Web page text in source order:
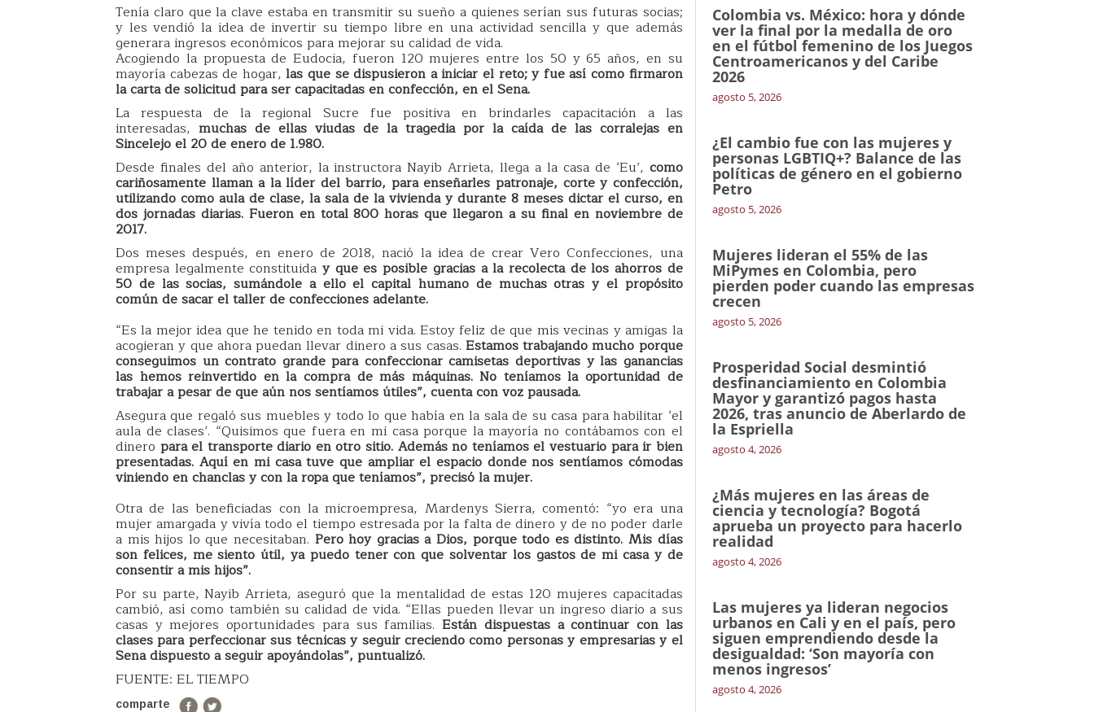
Tenía claro que la clave estaba en transmitir su sueño a quienes serían sus futuras socias;
y les vendió la idea de invertir su tiempo libre en una actividad sencilla y que además
generara ingresos económicos para mejorar su calidad de vida.
Acogiendo la propuesta de Eudocia, fueron 120 mujeres entre los 50 y 65 años, en su
mayoría cabezas de hogar,las que se dispusieron a iniciar el reto; y fue así como firmaron
la carta de solicitud para ser capacitadas en confección, en el Sena.
La respuesta de la regional Sucre fue positiva en brindarles capacitación a las
interesadas, muchas de ellas viudas de la tragedia por la caída de las corralejas en
Sincelejo el 20 de enero de 1.980.
Desde finales del año anterior, la instructora Nayib Arrieta, llega a la casa de ‘Eu’, como
cariñosamente llaman a la líder del barrio, para enseñarles patronaje, corte y confección,
utilizando como aula de clase, la sala de la vivienda y durante 8 meses dictar el curso, en
dos jornadas diarias. Fueron en total 800 horas que llegaron a su final en noviembre de
2017.
Dos meses después, en enero de 2018, nació la idea de crear Vero Confecciones, una
empresa legalmente constituida y que es posible gracias a la recolecta de los ahorros de
50 de las socias, sumándole a ello el capital humano de muchas otras y el propósito
común de sacar el taller de confecciones adelante.
“Es la mejor idea que he tenido en toda mi vida. Estoy feliz de que mis vecinas y amigas la
acogieran y que ahora puedan llevar dinero a sus casas. Estamos trabajando mucho porque
conseguimos un contrato grande para confeccionar camisetas deportivas y las ganancias
las hemos reinvertido en la compra de más máquinas. No teníamos la oportunidad de
trabajar a pesar de que aún nos sentíamos útiles”, cuenta con voz pausada.
Asegura que regaló sus muebles y todo lo que había en la sala de su casa para habilitar ‘el
aula de clases’. “Quisimos que fuera en mi casa porque la mayoría no contábamos con el
dinero para el transporte diario en otro sitio. Además no teníamos el vestuario para ir bien
presentadas. Aquí en mi casa tuve que ampliar el espacio donde nos sentíamos cómodas
viniendo en chanclas y con la ropa que teníamos”, precisó la mujer.
Otra de las beneficiadas con la microempresa, Mardenys Sierra, comentó: “yo era una
mujer amargada y vivía todo el tiempo estresada por la falta de dinero y de no poder darle
a mis hijos lo que necesitaban. Pero hoy gracias a Dios, porque todo es distinto. Mis días
son felices, me siento útil, ya puedo tener con que solventar los gastos de mi casa y de
consentir a mis hijos”.
Por su parte, Nayib Arrieta, aseguró que la mentalidad de estas 120 mujeres capacitadas
cambió, así como también su calidad de vida. “Ellas pueden llevar un ingreso diario a sus
casas y mejores oportunidades para sus familias.Están dispuestas a continuar con las
clases para perfeccionar sus técnicas y seguir creciendo como personas y empresarias y el
Sena dispuesto a seguir apoyándolas”, puntualizó.
FUENTE: EL TIEMPO
comparte
Colombia vs. México: hora y dónde
ver la final por la medalla de oro
en el fútbol femenino de los Juegos
Centroamericanos y del Caribe
2026
agosto 5, 2026
¿El cambio fue con las mujeres y
personas LGBTIQ+? Balance de las
políticas de género en el gobierno
Petro
agosto 5, 2026
Mujeres lideran el 55% de las
MiPymes en Colombia, pero
pierden poder cuando las empresas
crecen
agosto 5, 2026
Prosperidad Social desmintió
desfinanciamiento en Colombia
Mayor y garantizó pagos hasta
2026, tras anuncio de Aberlardo de
la Espriella
agosto 4, 2026
¿Más mujeres en las áreas de
ciencia y tecnología? Bogotá
aprueba un proyecto para hacerlo
realidad
agosto 4, 2026
Las mujeres ya lideran negocios
urbanos en Cali y en el país, pero
siguen emprendiendo desde la
desigualdad: ‘Son mayoría con
menos ingresos’
agosto 4, 2026